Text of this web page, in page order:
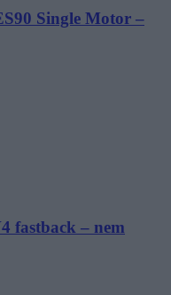
Single Motor –
fastback – nem